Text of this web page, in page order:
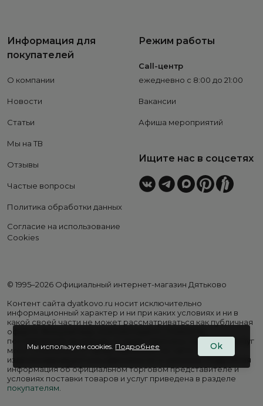
Информация для
покупателей
О компании
Новости
Статьи
Мы на ТВ
Отзывы
Частые вопросы
Политика обработки данных
Согласие на использование
Cookies
Режим работы
Call-центр
ежедневно с 8:00 до 21:00
Вакансии
Афиша мероприятий
Ищите нас в соцсетях
© 1995–2026 Официальный интернет-магазин Дятьково
Контент сайта dyatkovo.ru носит исключительно
информационный характер и ни при каких условиях и ни в
какой своей части не может рассматриваться как публичная
оферта. Внешний вид, комплектация и стоимость
поставляемой продукции, а также перечень сервисных услуг
могут отличаться от представленных на сайте. Цены на
изделия варьируются в зависимости от региона. Подробная
информация об официальном торговом представителе и
условиях поставки товаров и услуг приведена в разделе
покупателям.
Мы используем cookies. Подробнее Ok